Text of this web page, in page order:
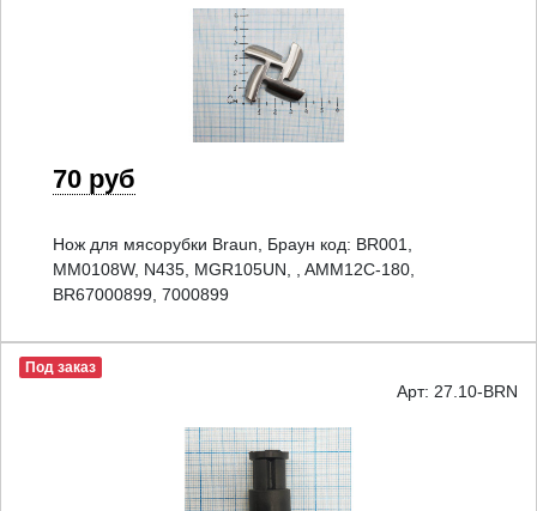
70 руб
Нож для мясорубки Braun, Браун код: BR001,
MM0108W, N435, MGR105UN, , AMM12C-180,
BR67000899, 7000899
Под заказ
Арт: 27.10-BRN